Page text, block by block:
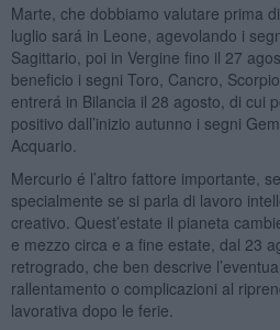
Marte, che dobbiamo valutare prima
luglio sará in Leone, agevolando i
Sagittario, poi in Vergine fino il 27
beneficio i segni Toro, Cancro,
entrerá in Bilancia il 28 agosto, di cui
positivo dall’inizio autunno i segni
Acquario.
Mercurio é l’altro fattore importante,
specialmente se si parla di lavoro
creativo. Quest’estate il pianeta
e mezzo circa e a fine estate, dal 23
retrogrado, che ben descrive
rallentamento o complicazioni al
lavorativa dopo le ferie.